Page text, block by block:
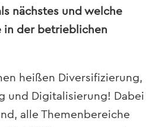
nächstes und welche
in der betrieblichen
heißen Diversifizierung,
und Digitalisierung! Dabei
alle Themenbereiche